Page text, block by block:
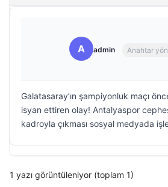
A admin Anahtar
Galatasaray’ın şampiyonluk maçı
isyan ettiren olay! Antalyaspor
kadroyla çıkması sosyal medyada
1 yazı görüntüleniyor (toplam 1)